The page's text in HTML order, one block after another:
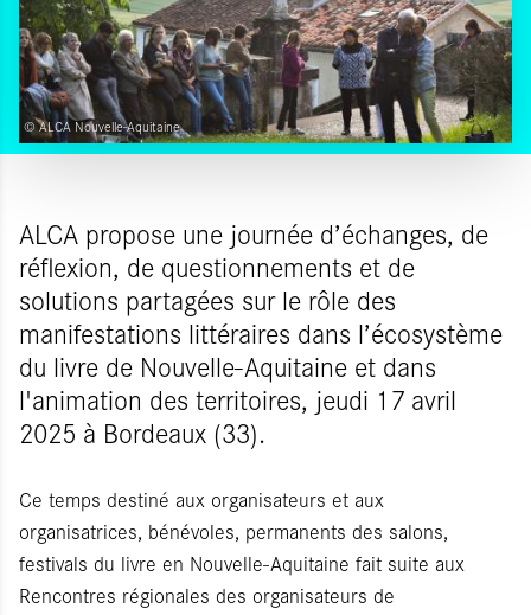
© ALCA Nouvelle-Aquitaine
ALCA propose une journée d’échanges, de
réflexion, de questionnements et de
solutions partagées sur le rôle des
manifestations littéraires dans l’écosystème
du livre de Nouvelle-Aquitaine et dans
l'animation des territoires, jeudi 17 avril
2025 à Bordeaux (33).
Ce temps destiné aux organisateurs et aux
organisatrices, bénévoles, permanents des salons,
festivals du livre en Nouvelle-Aquitaine fait suite aux
Rencontres régionales des organisateurs de